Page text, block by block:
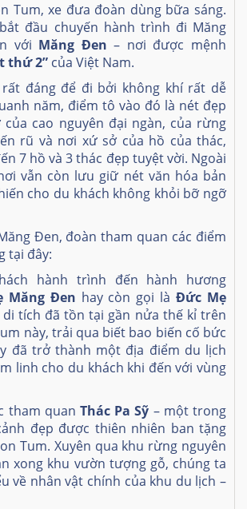
Tum, xe đưa đoàn dùng bữa sáng.
đầu chuyến hành trình đi Măng
với Măng Đen – nơi được mệnh
thứ 2” của Việt Nam.
đáng để đi bởi không khí rất dễ
năm, điểm tô vào đó là nét đẹp
của cao nguyên đại ngàn, của rừng
rũ và nơi xứ sở của hồ của thác,
7 hồ và 3 thác đẹp tuyệt vời. Ngoài
vẫn còn lưu giữ nét văn hóa bản
cho du khách không khỏi bỡ ngỡ
Đen, đoàn tham quan các điểm
tại đây:
hành trình đến hành hương
Măng Đen hay còn gọi làĐức Mẹ
tích đã tồn tại gần nửa thế kỉ trên
này, trải qua biết bao biến cố bức
đã trở thành một địa điểm du lịch
linh cho du khách khi đến với vùng
tham quan Thác Pa Sỹ – một trong
đẹp được thiên nhiên ban tặng
Tum. Xuyên qua khu rừng nguyên
xong khu vườn tượng gỗ, chúng ta
về nhân vật chính của khu du lịch –